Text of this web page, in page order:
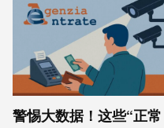
警惕大数据！这些“正常